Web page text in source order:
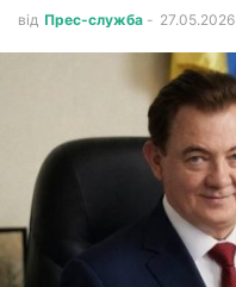
від Прес-служба - 27.05.2026